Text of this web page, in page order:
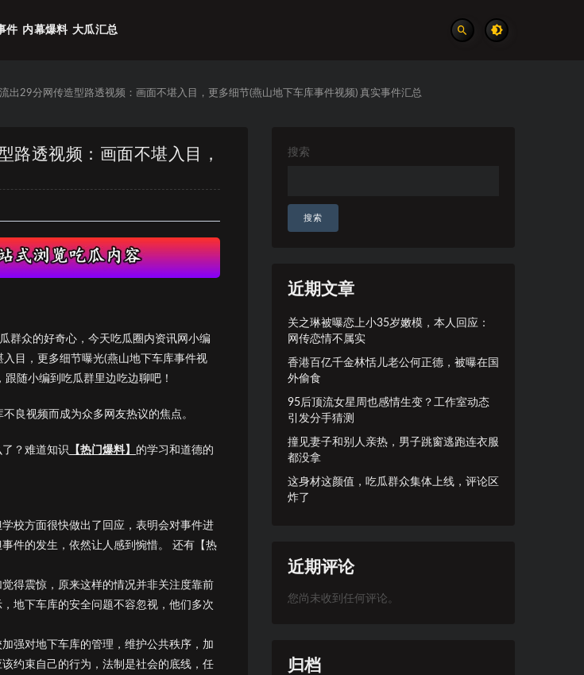
件 内幕爆料 大瓜汇总
出29分网传造型路透视频：画面不堪入目，更多细节(燕山地下车库事件视频) 真实事件汇总
路透视频：画面不堪入目，
群众的好奇心，今天吃瓜圈内资讯网小编
入目，更多细节曝光(燕山地下车库事件视
随小编到吃瓜群里边吃边聊吧！
良视频而成为众多网友热议的焦点。
？难道知识 【热门爆料】 的学习和道德的
校方面很快做出了回应，表明会对事件进
件的发生，依然让人感到惋惜。 还有【热
得震惊，原来这样的情况并非关注度靠前
地下车库的安全问题不容忽视，他们多次
强对地下车库的管理，维护公共秩序，加
约束自己的行为，法制是社会的底线，任
搜索
搜索
近期文章
关之琳被曝恋上小35岁嫩模，本人回应：
网传恋情不属实
香港百亿千金林恬儿老公何正德，被曝在国
外偷食
95后顶流女星周也感情生变？工作室动态
引发分手猜测
撞见妻子和别人亲热，男子跳窗逃跑连衣服
都没拿
这身材这颜值，吃瓜群众集体上线，评论区
炸了
近期评论
您尚未收到任何评论。
归档